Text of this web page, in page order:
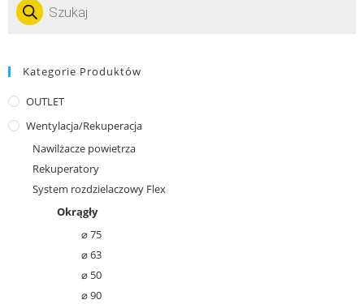
Kategorie Produktów
OUTLET
Wentylacja/Rekuperacja
Nawilżacze powietrza
Rekuperatory
System rozdzielaczowy Flex
Okrągły
⌀ 75
⌀ 63
⌀ 50
⌀ 90